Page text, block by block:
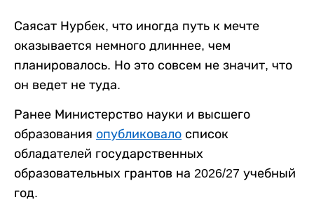
Саясат Нурбек, что иногда путь к мечте
оказывается немного длиннее, чем
планировалось. Но это совсем не значит, что
он ведет не туда.
Ранее Министерство науки и высшего
образования опубликовало список
обладателей государственных
образовательных грантов на 2026/27 учебный
год.